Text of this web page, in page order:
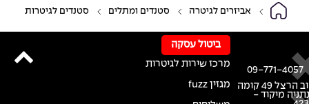
אביזרים לגיטרה סטנדים ומתלים סטנדים לגיטרות
רחוב הרצל 49 קומה
מיקוד -
09-771-4057
ביטול עסקה
מרכז שירות לגיטרות
מגזין fuzz